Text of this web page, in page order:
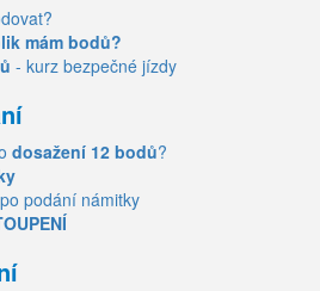
mám bodů?
- kurz bezpečné jízdy
dosažení 12 bodů?
podání námitky